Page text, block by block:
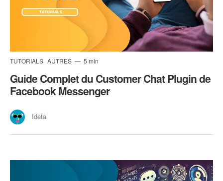
TUTORIALS AUTRES 5 min
Guide Complet du Customer Chat Plugin de
Facebook Messenger
Ideta